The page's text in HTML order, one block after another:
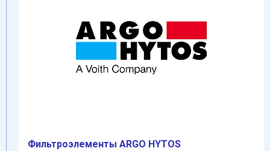
Фильтроэлементы ARGO HYTOS